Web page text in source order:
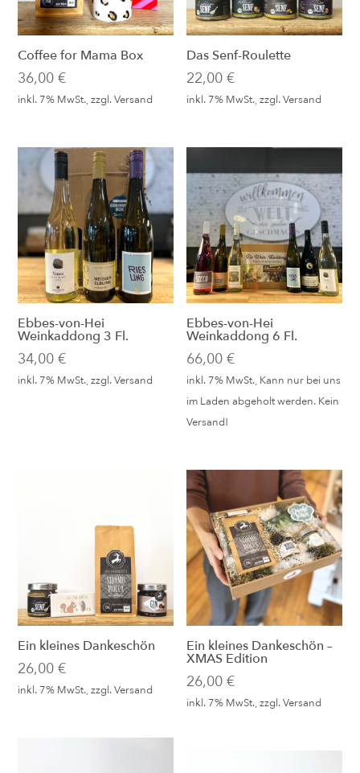
Coffee for Mama Box
36,00€
inkl. 7% MwSt., zzgl.Versand
Das Senf-Roulette
22,00€
inkl. 7% MwSt., zzgl.Versand
Ebbes-von-Hei
Weinkaddong 3 Fl.
34,00€
inkl. 7% MwSt., zzgl.Versand
Ebbes-von-Hei
Weinkaddong 6 Fl.
66,00€
inkl. 7% MwSt., Kann nur bei uns
im Laden abgeholt werden. Kein
Versand!
Ein kleines Dankeschön
26,00€
inkl. 7% MwSt., zzgl.Versand
Ein kleines Dankeschön –
XMAS Edition
26,00€
inkl. 7% MwSt., zzgl.Versand